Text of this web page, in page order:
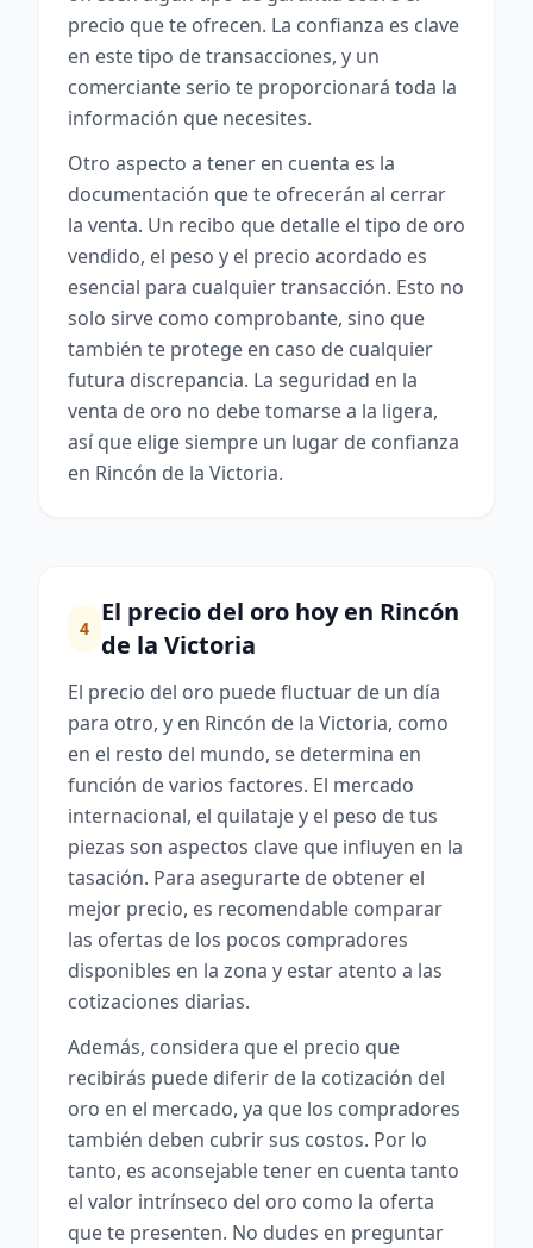
precio que te ofrecen. La confianza es clave
en este tipo de transacciones, y un
comerciante serio te proporcionará toda la
información que necesites.
Otro aspecto a tener en cuenta es la
documentación que te ofrecerán al cerrar
la venta. Un recibo que detalle el tipo de oro
vendido, el peso y el precio acordado es
esencial para cualquier transacción. Esto no
solo sirve como comprobante, sino que
también te protege en caso de cualquier
futura discrepancia. La seguridad en la
venta de oro no debe tomarse a la ligera,
así que elige siempre un lugar de confianza
en Rincón de la Victoria.
4
El precio del oro hoy en Rincón
de la Victoria
El precio del oro puede fluctuar de un día
para otro, y en Rincón de la Victoria, como
en el resto del mundo, se determina en
función de varios factores. El mercado
internacional, el quilataje y el peso de tus
piezas son aspectos clave que influyen en la
tasación. Para asegurarte de obtener el
mejor precio, es recomendable comparar
las ofertas de los pocos compradores
disponibles en la zona y estar atento a las
cotizaciones diarias.
Además, considera que el precio que
recibirás puede diferir de la cotización del
oro en el mercado, ya que los compradores
también deben cubrir sus costos. Por lo
tanto, es aconsejable tener en cuenta tanto
el valor intrínseco del oro como la oferta
que te presenten. No dudes en preguntar